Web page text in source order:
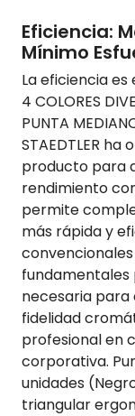
Eficiencia:
Mínimo
La eficiencia es
4 COLORES
PUNTA
STAEDTLER
producto para
rendimiento
permite
más rápida y
necesaria para
fidelidad
profesional en
corporativa.
unidades
triangular